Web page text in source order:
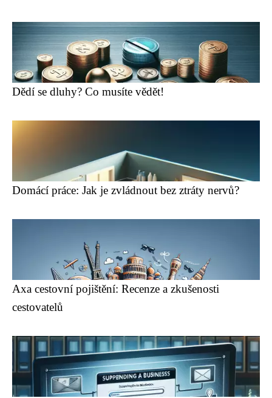
Dědí se dluhy? Co musíte vědět!
Domácí práce: Jak je zvládnout bez ztráty nervů?
Axa cestovní pojištění: Recenze a zkušenosti
cestovatelů